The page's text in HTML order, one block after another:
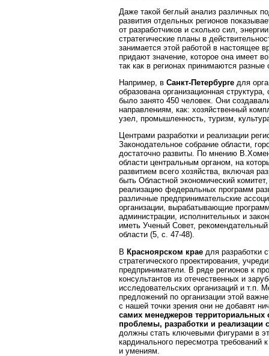
Даже такой беглый анализ различных
развития отдельных регионов
от разработчиков и сколько сил,
стратегические планы в
занимается этой работой в настоящее
придают значение, которое она имеет
так как в регионах принимаются
Например, в Санкт-Петербурге для
образована организационная
было занято 450 человек. Они
направлениям, как: хозяйственный
узел, промышленность, туризм,
Центрами разработки и реализации
Законодательное собрание области,
достаточно развиты. По мнению
области центральным органом, на
развитием всего хозяйства, включая
быть Областной экономический
реализацию федеральных программ
различные предпринимательские
организации, вырабатывающие
администрации, исполнительных и
иметь Ученый Совет, рекомендательный
области (5, с. 47-48).
В Красноярском крае для разработки
стратегического проектирования,
предприниматели. В ряде регионов к
консультантов из отечественных и
исследовательских организаций и т.п.
предложений по организации этой
с нашей точки зрения они не добавят
самих менеджеров территориальных
проблемы, разработки и реализации
должны стать ключевыми фигурами в
кардинального пересмотра требований
и умениям.